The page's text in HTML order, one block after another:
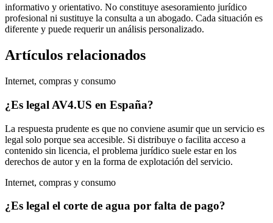
informativo y orientativo. No constituye asesoramiento jurídico
profesional ni sustituye la consulta a un abogado. Cada situación es
diferente y puede requerir un análisis personalizado.
Artículos relacionados
Internet, compras y consumo
¿Es legal AV4.US en España?
La respuesta prudente es que no conviene asumir que un servicio es
legal solo porque sea accesible. Si distribuye o facilita acceso a
contenido sin licencia, el problema jurídico suele estar en los
derechos de autor y en la forma de explotación del servicio.
Internet, compras y consumo
¿Es legal el corte de agua por falta de pago?